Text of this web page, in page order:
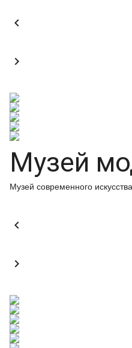


Музей
Музей современного

